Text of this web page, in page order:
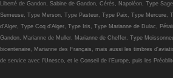
Liberté de Gandon, Sabine de Gandon, Cérès, Napoléon, Type
Semeuse, Type Merson, Type Pasteur, Type Paix, Type Mercure,
d'Alger, Type Coq d'Alger, Type Iris, Type Marianne de Dulac,
Gandon, Marianne de Muller, Marianne de Cheffer, Type
bicentenaire, Marianne des Français, mais aussi les timbres
de service avec l'Unesco, et le Conseil de l'Europe, puis les